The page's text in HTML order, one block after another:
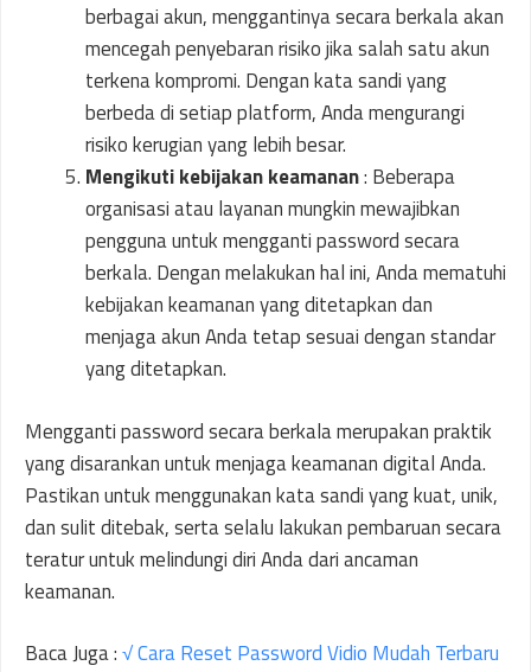
berbagai akun, menggantinya secara berkala akan
mencegah penyebaran risiko jika salah satu akun
terkena kompromi. Dengan kata sandi yang
berbeda di setiap platform, Anda mengurangi
risiko kerugian yang lebih besar.
Mengikuti kebijakan keamanan: Beberapa
organisasi atau layanan mungkin mewajibkan
pengguna untuk mengganti password secara
berkala. Dengan melakukan hal ini, Anda mematuhi
kebijakan keamanan yang ditetapkan dan
menjaga akun Anda tetap sesuai dengan standar
yang ditetapkan.
Mengganti password secara berkala merupakan praktik
yang disarankan untuk menjaga keamanan digital Anda.
Pastikan untuk menggunakan kata sandi yang kuat, unik,
dan sulit ditebak, serta selalu lakukan pembaruan secara
teratur untuk melindungi diri Anda dari ancaman
keamanan.
Baca Juga :√ Cara Reset Password Vidio Mudah Terbaru